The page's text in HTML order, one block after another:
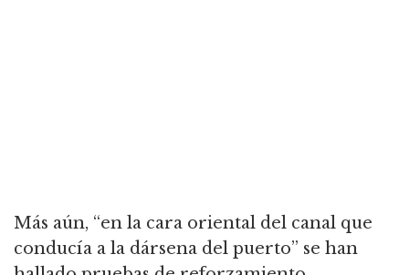
Más aún, “en la cara oriental del canal que
conducía a la dársena del puerto” se han